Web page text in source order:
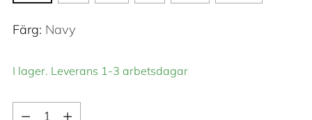
Färg: Navy
I lager. Leverans 1-3 arbetsdagar
Kvantitet
Kvantitet